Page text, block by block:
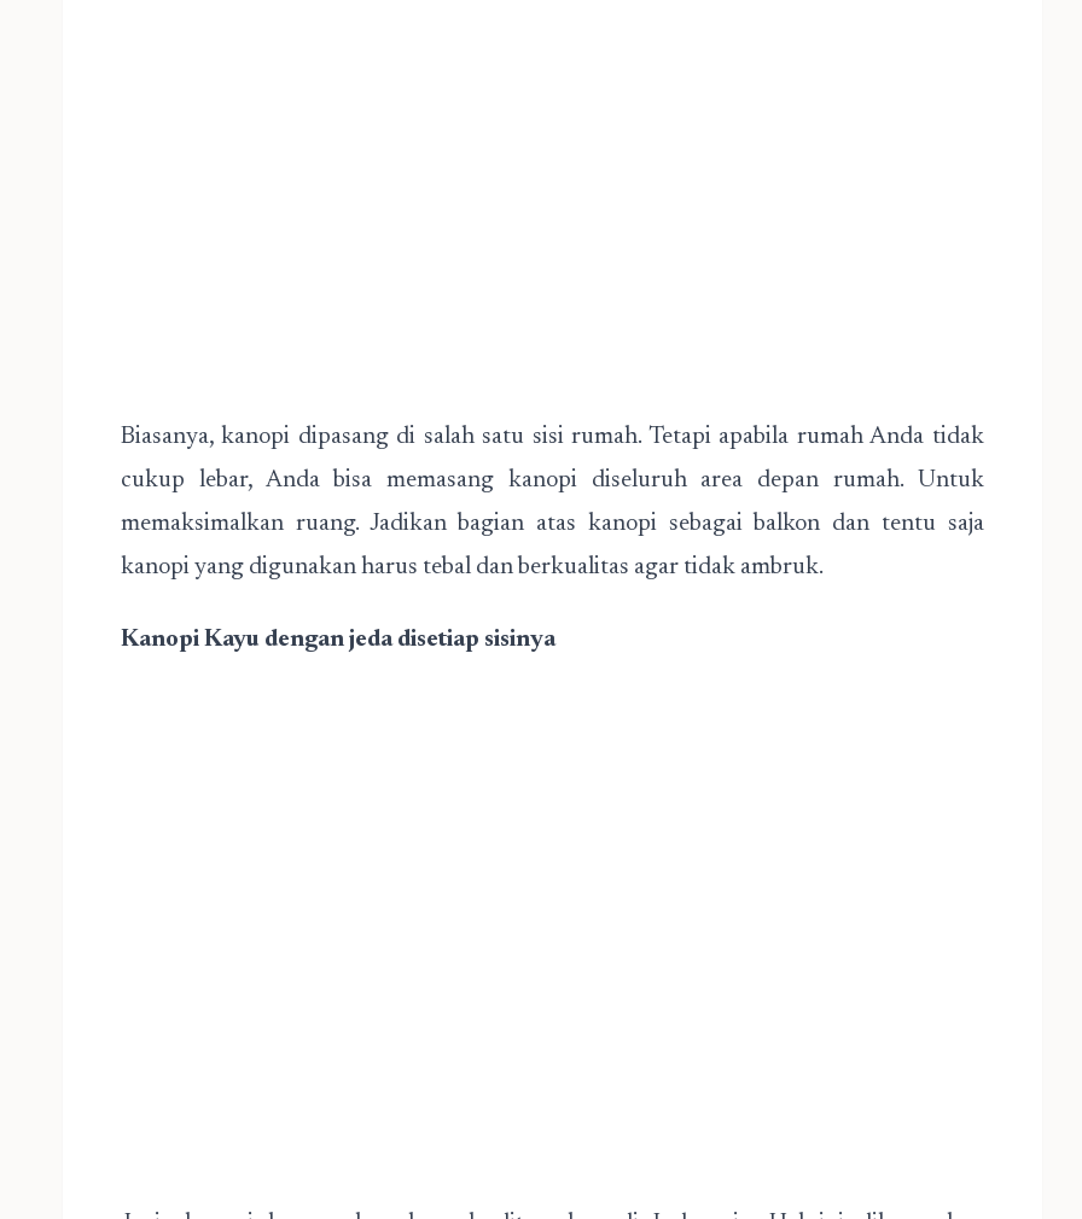
Biasanya, kanopi dipasang di salah satu sisi rumah. Tetapi apabila rumah Anda tidak
cukup lebar, Anda bisa memasang kanopi diseluruh area depan rumah. Untuk
memaksimalkan ruang. Jadikan bagian atas kanopi sebagai balkon dan tentu saja
kanopi yang digunakan harus tebal dan berkualitas agar tidak ambruk.
Kanopi Kayu dengan jeda disetiap sisinya